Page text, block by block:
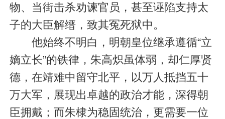
物、当街击杀劝谏官员，甚至诬陷支持太
子的大臣解缙，致其冤死狱中。
他始终不明白，明朝皇位继承遵循“立
嫡立长”的铁律，朱高炽虽体弱，却仁厚贤
德，在靖难中留守北平，以万人抵挡五十
万大军，展现出卓越的政治才能，深得朝
臣拥戴；而朱棣为稳固统治，更需要一位